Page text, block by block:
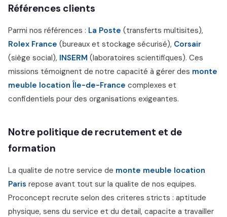
Références clients
Parmi nos références : La Poste (transferts multisites),
Rolex France (bureaux et stockage sécurisé), Corsair
(siège social), INSERM (laboratoires scientifiques). Ces
missions témoignent de notre capacité à gérer des monte
meuble location Île-de-France complexes et
confidentiels pour des organisations exigeantes.
Notre politique de recrutement et de
formation
La qualite de notre service de monte meuble location
Paris repose avant tout sur la qualite de nos equipes.
Proconcept recrute selon des criteres stricts : aptitude
physique, sens du service et du detail, capacite a travailler